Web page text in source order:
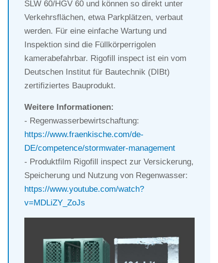
SLW 60/HGV 60 und können so direkt unter
Verkehrsflächen, etwa Parkplätzen, verbaut
werden. Für eine einfache Wartung und
Inspektion sind die Füllkörperrigolen
kamerabefahrbar. Rigofill inspect ist ein vom
Deutschen Institut für Bautechnik (DIBt)
zertifiziertes Bauprodukt.
Weitere Informationen:
- Regenwasserbewirtschaftung:
https://www.fraenkische.com/de-
DE/competence/stormwater-management
- Produktfilm Rigofill inspect zur Versickerung,
Speicherung und Nutzung von Regenwasser:
https://www.youtube.com/watch?
v=MDLiZY_ZoJs